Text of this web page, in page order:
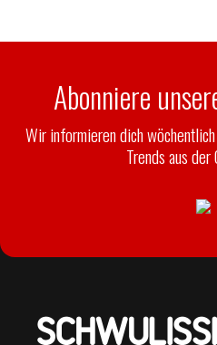
Abonniere
Wir informieren dich
Trends aus der